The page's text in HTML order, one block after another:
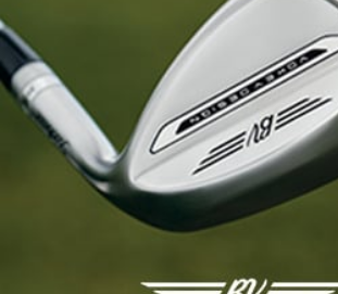
CLASSEMENT MONDIAL
Matthieu Pavon gagne encore deux
rapproche du meilleur classement en
Dubuisson
4 MARS 2024